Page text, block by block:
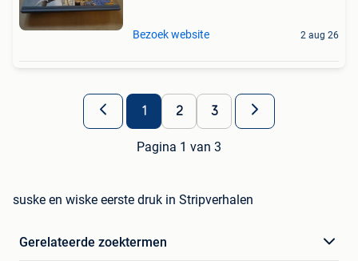
Bezoek website 2 aug 26
1 2 3
Pagina 1 van 3
suske en wiske eerste druk in Stripverhalen
Gerelateerde zoektermen